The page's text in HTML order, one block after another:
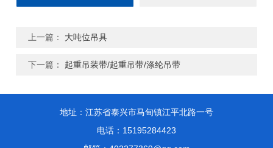
上一篇： 大吨位吊具
下一篇： 起重吊装带/起重吊带/涤纶吊带
地址：江苏省泰兴市马甸镇江平北路一号
电话：15195284423